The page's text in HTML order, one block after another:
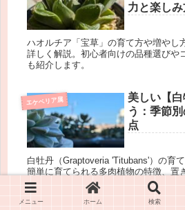
力と楽しみ
ハオルチア「宝草」の育て方や増やし
詳しく解説。初心者向けの品種選びや
も紹介します。
エケベリア属
美しい【
う：季節
点
白牡丹（Graptoveria 'Titubans'）の育
簡単に育てられる多肉植物の特徴、置
料、増やし方、トラブル対処法まで詳
メニュー ホーム 検索